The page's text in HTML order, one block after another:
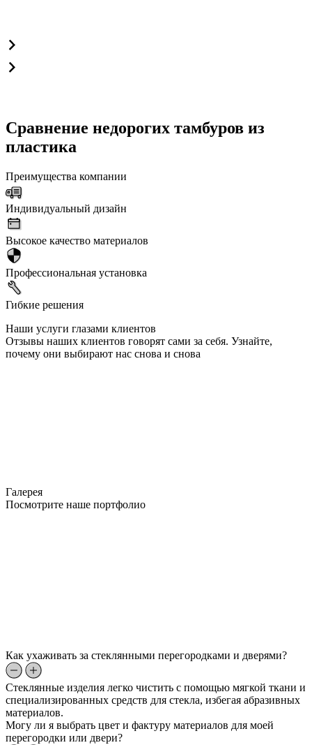
Сравнение недорогих тамбуров из
пластика
Преимущества компании
Индивидуальный дизайн
Высокое качество материалов
Профессиональная установка
Гибкие решения
Наши услуги глазами клиентов
Отзывы наших клиентов говорят сами за себя. Узнайте,
почему они выбирают нас снова и снова
Галерея
Посмотрите наше портфолио
Как ухаживать за стеклянными перегородками и дверями?
Стеклянные изделия легко чистить с помощью мягкой ткани и
специализированных средств для стекла, избегая абразивных
материалов.
Могу ли я выбрать цвет и фактуру материалов для моей
перегородки или двери?